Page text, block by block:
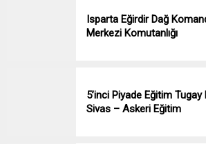
Isparta Eğirdir Dağ
Merkezi Komutanlığı
5’inci Piyade Eğitim Tugay
Sivas – Askeri Eğitim